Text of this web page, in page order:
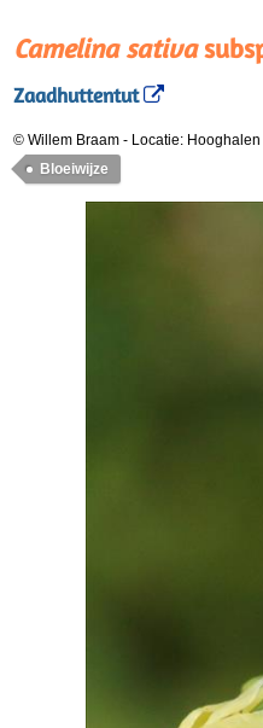
Camelina sativa
Zaadhuttentut
© Willem Braam - Locatie: Hooghalen
Bloeiwijze